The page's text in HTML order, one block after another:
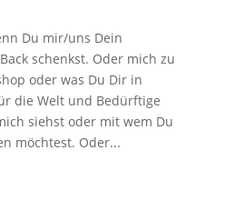
Du mir/uns Dein
schenkst. Oder mich zu
oder was Du Dir in
die Welt und Bedürftige
siehst oder mit wem Du
möchtest. Oder...